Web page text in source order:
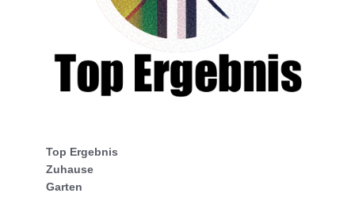
Top Ergebnis
Zuhause
Garten